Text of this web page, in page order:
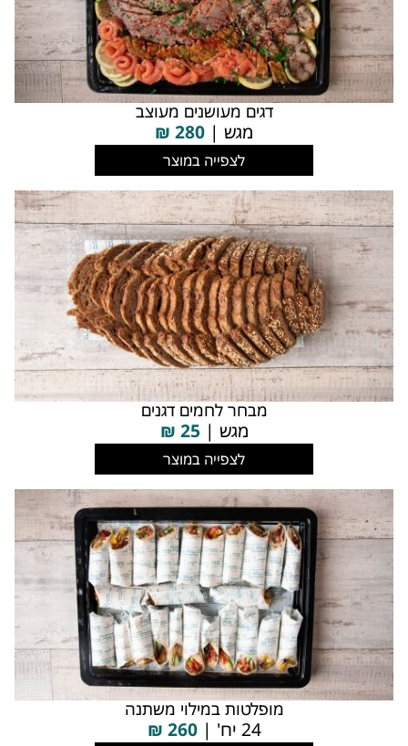
דגים מעושנים מעוצב
מגש | 280
₪
לצפייה במוצר
מבחר לחמים דגנים
מגש | 25
₪
לצפייה במוצר
מופלטות במילוי משתנה
24 יח' | 260
₪